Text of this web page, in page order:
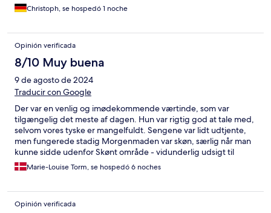
Christoph, se hospedó 1 noche
Opinión verificada
8/10 Muy buena
9 de agosto de 2024
Traducir con Google
Der var en venlig og imødekommende værtinde, som var
tilgængelig det meste af dagen. Hun var rigtig god at tale med,
selvom vores tyske er mangelfuldt. Sengene var lidt udtjente,
men fungerede stadig Morgenmaden var skøn, særlig når man
kunne sidde udenfor Skønt område - vidunderlig udsigt til
dejlige vinmarker
Marie-Louise Torm, se hospedó 6 noches
Opinión verificada